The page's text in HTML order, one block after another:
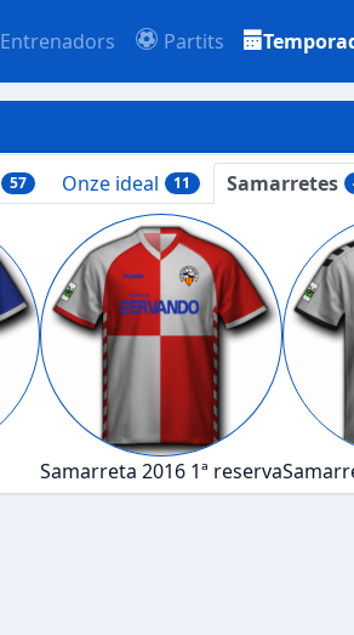
Entrenadors Partits
57 Onze ideal 11 Samarretes
Samarreta 2016 1ª reserva